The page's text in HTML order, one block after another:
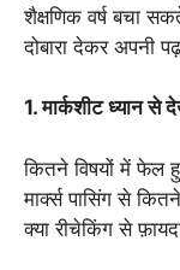
शैक्षणिक वर्ष बचा
दोबारा देकर अपनी
1. मार्कशीट ध्यान से
कितने विषयों में फेल
मार्क्स पासिंग से
क्या रीचेकिंग से